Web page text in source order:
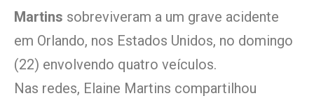
Martins sobreviveram a um grave acidente
em Orlando, nos Estados Unidos, no domingo
(22) envolvendo quatro veículos.
Nas redes, Elaine Martins compartilhou